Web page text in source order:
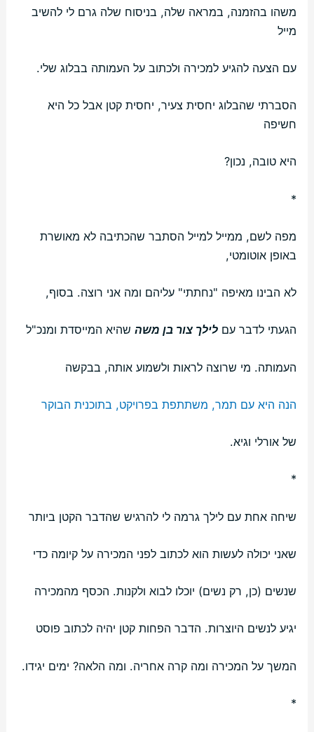
משהו בהזמנה, במראה שלה, בניסוח שלה גרם לי להשיב
מייל
עם הצעה להגיע למכירה ולכתוב על העמותה בבלוג שלי.
הסברתי שהבלוג יחסית צעיר, יחסית קטן אבל כל היא
חשיפה
היא טובה, נכון?
*
מפה לשם, ממייל למייל הסתבר שהכתיבה לא מאושרת
באופן אוטומטי,
לא הבינו מאיפה "נחתתי" עליהם ומה אני רוצה. בסוף,
הגעתי לדבר עםלילך צור בן משה שהיא המייסדת ומנכ"ל
העמותה. מי שרוצה לראות ולשמוע אותה, בבקשה
הנה היא עם תמר, משתתפת בפרויקט, בתוכנית הבוקר
של אורלי וגיא.
*
שיחה אחת עם לילך גרמה לי להרגיש שהדבר הקטן ביותר
שאני יכולה לעשות הוא לכתוב לפני המכירה על קיומה כדי
שנשים (כן, רק נשים) יוכלו לבוא ולקנות. הכסף מהמכירה
יגיע לנשים היוצרות. הדבר הפחות קטן יהיה לכתוב פוסט
המשך על המכירה ומה קרה אחריה. ומה הלאה? ימים יגידו.
*